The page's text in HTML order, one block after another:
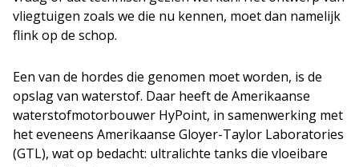
vliegtuigen zoals we die nu kennen, moet dan namelijk
flink op de schop.
Een van de hordes die genomen moet worden, is de
opslag van waterstof. Daar heeft de Amerikaanse
waterstofmotorbouwer HyPoint, in samenwerking met
het eveneens Amerikaanse Gloyer-Taylor Laboratories
(GTL), wat op bedacht: ultralichte tanks die vloeibare